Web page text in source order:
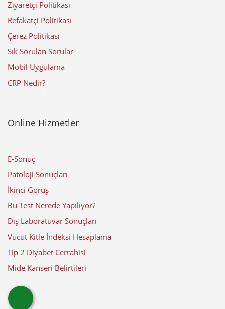
Ziyaretçi Politikası
Refakatçi Politikası
Çerez Politikası
Sık Sorulan Sorular
Mobil Uygulama
CRP Nedir?
Online Hizmetler
E-Sonuç
Patoloji Sonuçları
İkinci Görüş
Bu Test Nerede Yapılıyor?
Dış Laboratuvar Sonuçları
Vücut Kitle İndeksi Hesaplama
Tip 2 Diyabet Cerrahisi
Mide Kanseri Belirtileri